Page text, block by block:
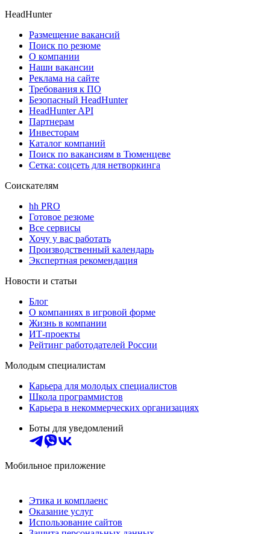
HeadHunter
Размещение вакансий
Поиск по резюме
О компании
Наши вакансии
Реклама на сайте
Требования к ПО
Безопасный HeadHunter
HeadHunter API
Партнерам
Инвесторам
Каталог компаний
Поиск по вакансиям в Тюменцеве
Сетка: соцсеть для нетворкинга
Соискателям
hh PRO
Готовое резюме
Все сервисы
Хочу у вас работать
Производственный календарь
Экспертная рекомендация
Новости и статьи
Блог
О компаниях в игровой форме
Жизнь в компании
ИТ-проекты
Рейтинг работодателей России
Молодым специалистам
Карьера для молодых специалистов
Школа программистов
Карьера в некоммерческих организациях
Боты для уведомлений
Мобильное приложение
Этика и комплаенс
Оказание услуг
Использование сайтов